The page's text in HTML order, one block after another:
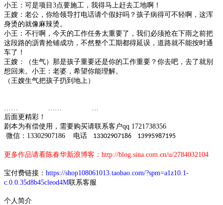
小王：可是项目 3点要施工，我得马上赶去工地啊！
王嫂：老公，你给领导打电话请个假好吗？孩子病得可不轻啊，这浑
身烫的就像麻辣烫。
小王：不行啊，今天的工作任务太重要了，我们必须抢在下雨之前把
这段路的沥青抢铺成功，不然整个工期都得延误，道路就不能按时通
车了！
王嫂：（生气）那是孩子重要还是你的工作重要？你去吧，去了就别
想回来。小王：老婆，希望你能理解。
（王嫂生气把孩子扔到地上）
后面更精彩！
剧本为有偿使用，需要购买请联系客户qq 1721738356
微信： 13302907186 电话 13302907186 13995987195
更多作品请看陈春华新浪博客： http://blog.sina.com.cn/u/2784032104
宝付费链接： https://shop108061013.taobao.com/?spm=a1z10.1-
c.0.0.35d8b45cleod4M联系客服
个人简介